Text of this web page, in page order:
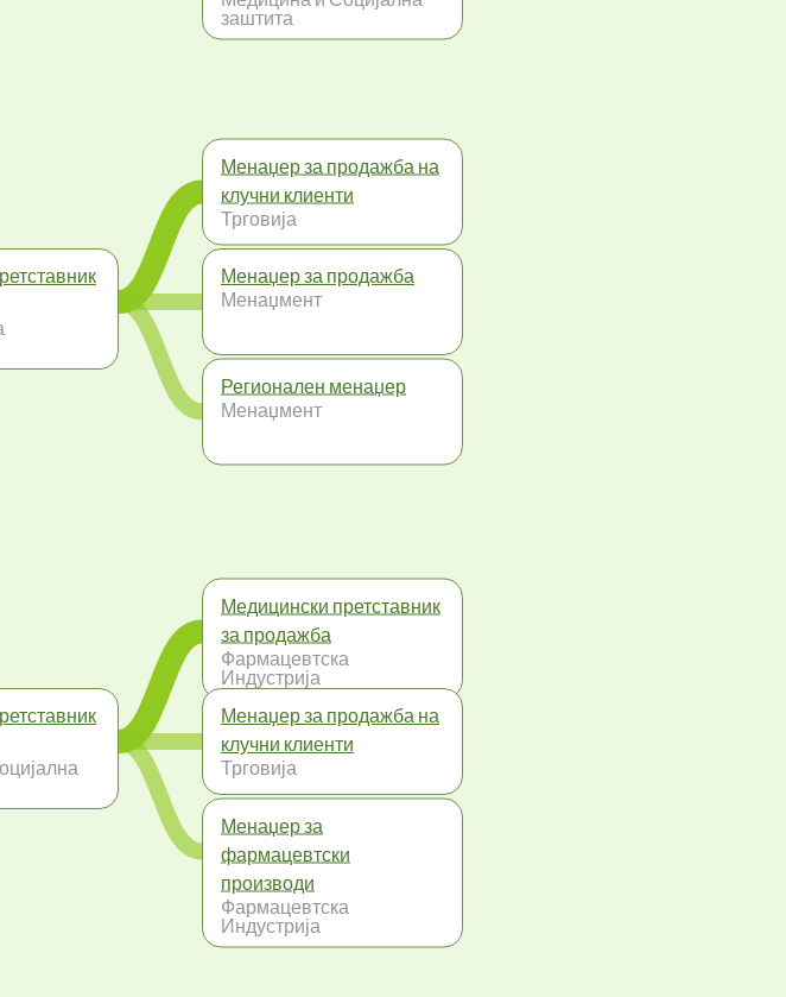
заштита
Менаџер за продажба на
клучни клиенти
Трговија
Менаџер за продажба
Менаџмент
Регионален менаџер
Менаџмент
Медицински претставник
за продажба
Фармацевтска
Индустрија
Менаџер за продажба на
клучни клиенти
Трговија
Менаџер за
фармацевтски
производи
Фармацевтска
Индустрија